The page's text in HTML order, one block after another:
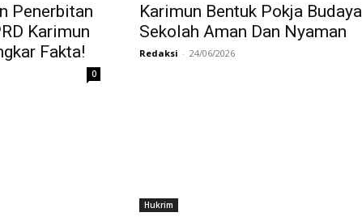
Penerbitan
Karimun
Fakta!
0
Karimun Bentuk Pokja Budaya
Sekolah Aman Dan Nyaman
Redaksi - 24/06/2026
Hukrim